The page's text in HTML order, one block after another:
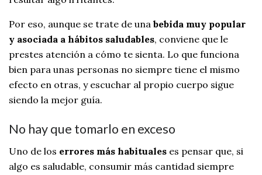
Por eso, aunque se trate de una bebida muy popular
y asociada a hábitos saludables, conviene que le
prestes atención a cómo te sienta. Lo que funciona
bien para unas personas no siempre tiene el mismo
efecto en otras, y escuchar al propio cuerpo sigue
siendo la mejor guía.
No hay que tomarlo en exceso
Uno de los errores más habituales es pensar que, si
algo es saludable, consumir más cantidad siempre